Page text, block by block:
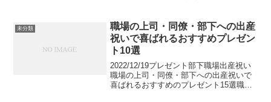
からおすすめのニット、セーター、そ
し...
未分類
職場の上司・同僚・部下への出産
祝いで喜ばれるおすすめプレゼン
ト10選
2022/12/19プレゼント部下職場出産祝い
職場の上司・同僚・部下への出産祝いで
喜ばれるおすすめのプレゼント15選職場